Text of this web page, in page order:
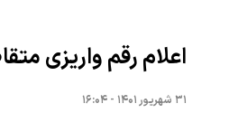
اعلام رقم واریزی
۳۱ شهریور ۱۴۰۱ - ۱۶:۰۴